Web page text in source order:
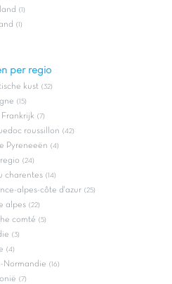
(1)
(1)
per regio
kust (32)
(15)
(7)
roussillon (42)
Pyreneeën (4)
(24)
charentes (14)
alpes-côte d'azur (25)
alpes (22)
comté (5)
(3)
(4)
Normandie (16)
(7)